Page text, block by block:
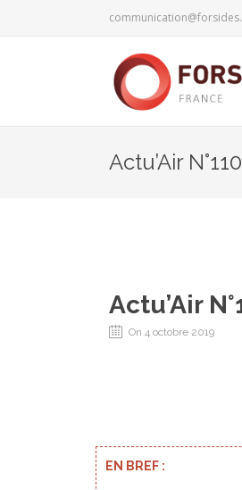
Actu’Air
Actu’Air
On 4 octobre 2019
EN BREF :